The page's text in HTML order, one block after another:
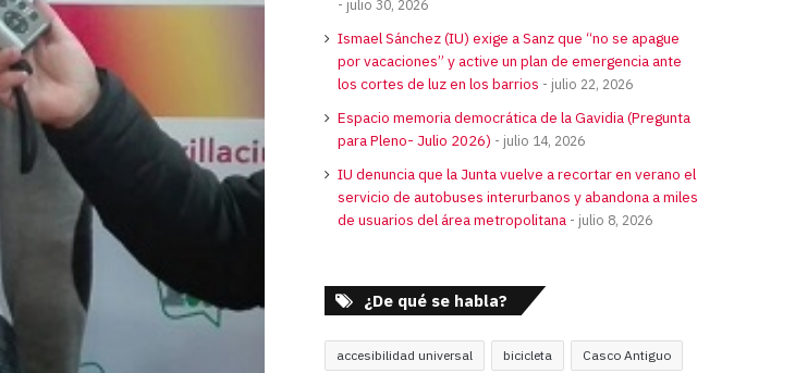
julio 30, 2026
Ismael Sánchez (IU) exige a Sanz que “no se apague
por vacaciones” y active un plan de emergencia ante
los cortes de luz en los barrios
julio 22, 2026
Espacio memoria democrática de la Gavidia (Pregunta
para Pleno- Julio 2026)
julio 14, 2026
IU denuncia que la Junta vuelve a recortar en verano el
servicio de autobuses interurbanos y abandona a miles
de usuarios del área metropolitana
julio 8, 2026
¿De qué se habla?
accesibilidad universal bicicleta Casco Antiguo